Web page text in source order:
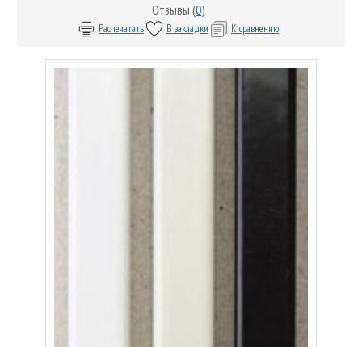
Отзывы (0)
Распечатать В закладки К сравнению